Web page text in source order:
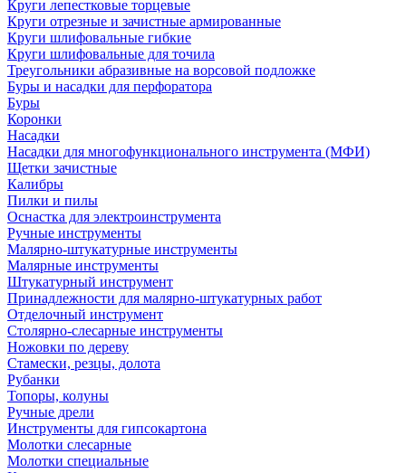
Круги лепестковые торцевые
Круги отрезные и зачистные армированные
Круги шлифовальные гибкие
Круги шлифовальные для точила
Треугольники абразивные на ворсовой подложке
Буры и насадки для перфоратора
Буры
Коронки
Насадки
Насадки для многофункционального инструмента (МФИ)
Щетки зачистные
Калибры
Пилки и пилы
Оснастка для электроинструмента
Ручные инструменты
Малярно-штукатурные инструменты
Малярные инструменты
Штукатурный инструмент
Принадлежности для малярно-штукатурных работ
Отделочный инструмент
Столярно-слесарные инструменты
Ножовки по дереву
Стамески, резцы, долота
Рубанки
Топоры, колуны
Ручные дрели
Инструменты для гипсокартона
Молотки слесарные
Молотки специальные